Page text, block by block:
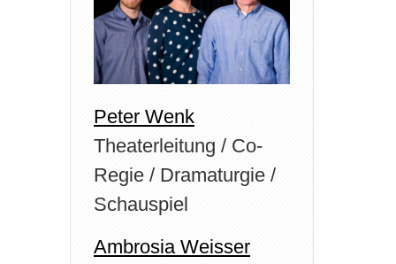
Peter Wenk
Theaterleitung / Co-
Regie / Dramaturgie /
Schauspiel
Ambrosia Weisser